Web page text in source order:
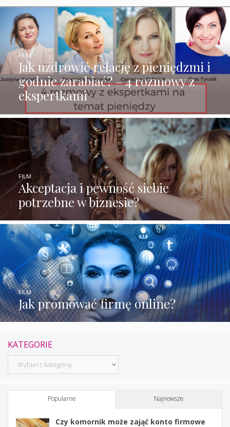
Jak uzdrowić relację z pieniędzmi i
godnie zarabiać? – 4 rozmowy z
ekspertkami
FILM
Akceptacja i pewność siebie
potrzebne w biznesie?
FILM
Jak promować firmę online?
FILM
KATEGORIE
Kategorie
Popularne Najnowsze
Czy komornik może zająć konto firmowe